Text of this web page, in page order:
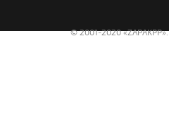
© 2001-2020 «ZAPAKPP».